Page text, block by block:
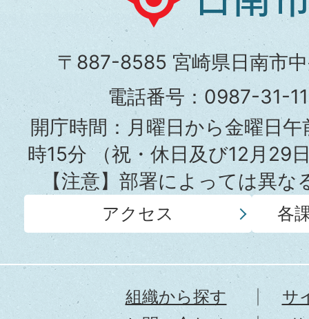
南
市
役
所
〒887-8585 宮崎県日南市
電話番号：0987-31-
開庁時間：月曜日から金曜日
時15分（祝・休日及び12月29
【注意】部署によっては異
アクセス 各
組織から探す
サ